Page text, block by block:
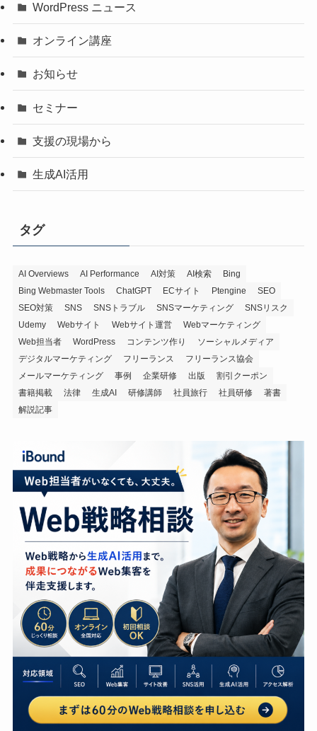
WordPress ニュース
オンライン講座
お知らせ
セミナー
支援の現場から
生成AI活用
タグ
AI Overviews AI Performance AI対策 AI検索
Bing
Bing Webmaster Tools
ChatGPT ECサイト Ptengine
SEO
SEO対策
SNS SNSトラブル SNSマーケティング
SNSリスク
Udemy
Webサイト Webサイト運営
Webマーケティング
Web担当者
WordPress コンテンツ作り
ソーシャルメディア
デジタルマーケティング
フリーランス
フリーランス協会
メールマーケティング
事例 企業研修 出版
割引クーポン
書籍掲載
法律 生成AI 研修講師 社員旅行 社員研修
著書
解説記事